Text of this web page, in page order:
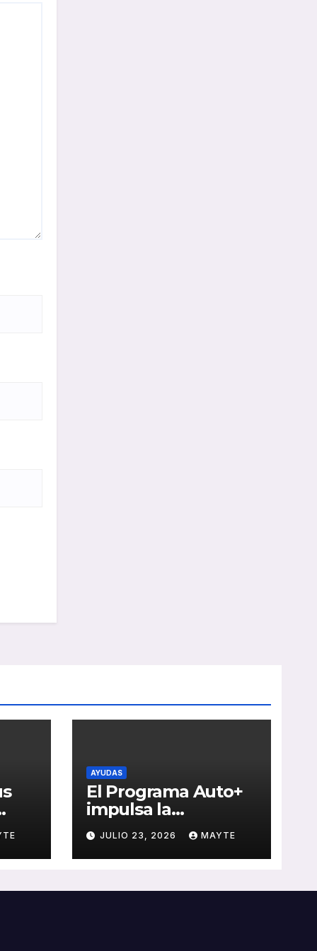
AYUDAS
El Programa Auto+
impulsa la
renovación de flotas
con ayudas a
vehículos eléctricos
JULIO 23, 2026 MAYTE